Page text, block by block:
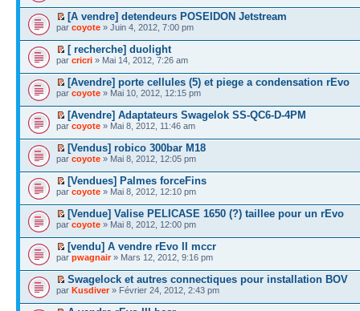
[A vendre] detendeurs POSEIDON Jetstream
par coyote » Juin 4, 2012, 7:00 pm
[ recherche] duolight
par cricri » Mai 14, 2012, 7:26 am
[Avendre] porte cellules (5) et piege a condensation rEvo
par coyote » Mai 10, 2012, 12:15 pm
[Avendre] Adaptateurs Swagelok SS-QC6-D-4PM
par coyote » Mai 8, 2012, 11:46 am
[Vendus] robico 300bar M18
par coyote » Mai 8, 2012, 12:05 pm
[Vendues] Palmes forceFins
par coyote » Mai 8, 2012, 12:10 pm
[Vendue] Valise PELICASE 1650 (?) taillee pour un rEvo
par coyote » Mai 8, 2012, 12:00 pm
[vendu] A vendre rEvo II mccr
par pwagnair» Mars 12, 2012, 9:16 pm
Swagelock et autres connectiques pour installation BOV
par Kusdiver» Février 24, 2012, 2:43 pm